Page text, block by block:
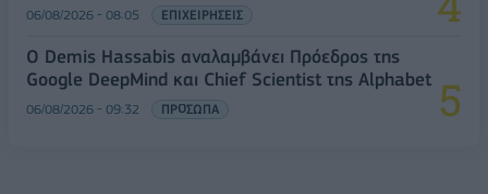
06/08/2026 - 08:05 ΕΠΙΧΕΙΡΗΣΕΙΣ
Ο Demis Hassabis αναλαμβάνει Πρόεδρος της
Google DeepMind και Chief Scientist της Alphabet
06/08/2026 - 09:32 ΠΡΟΣΩΠΑ